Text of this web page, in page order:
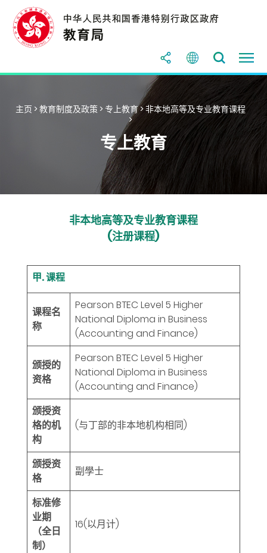
主页 >教育制度及政策 >专上教育>非本地高等及专业教育课程
>
专上教育
非本地高等及专业教育课程
(注册课程)
甲. 课程
课程名
称
Pearson BTEC Level 5 Higher
National Diploma in Business
(Accounting and Finance)
颁授的
资格
Pearson BTEC Level 5 Higher
National Diploma in Business
(Accounting and Finance)
颁授资
格的机
构
(与丁部的非本地机构相同)
颁授资
格
副學士
标准修
业期
（全日
制）
16(以月计)